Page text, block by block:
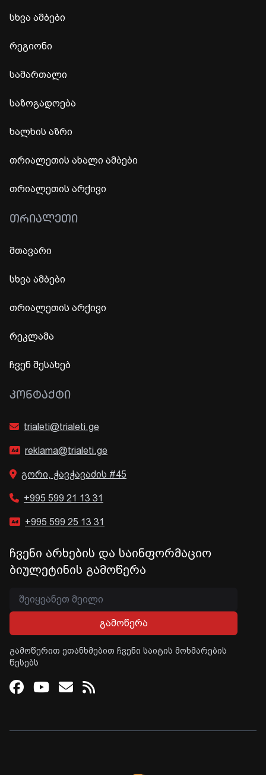
სხვა ამბები
რეგიონი
სამართალი
საზოგადოება
ხალხის აზრი
თრიალეთის ახალი ამბები
თრიალეთის არქივი
ᲗᲠᲘᲐᲚᲔᲗᲘ
მთავარი
სხვა ამბები
თრიალეთის არქივი
რეკლამა
ჩვენ შესახებ
ᲙᲝᲜᲢᲐᲥᲢᲘ
trialeti@trialeti.ge
reklama@trialeti.ge
გორი, ჭავჭავაძის #45
+995 599 21 13 31
+995 599 25 13 31
ჩვენი არხების და საინფორმაციო
ბიულეტინის გამოწერა
გამოწერა
გამოწერით ეთანხმებით ჩვენი საიტის მოხმარების
წესებს
Facebook
Youtube
Email
RSS